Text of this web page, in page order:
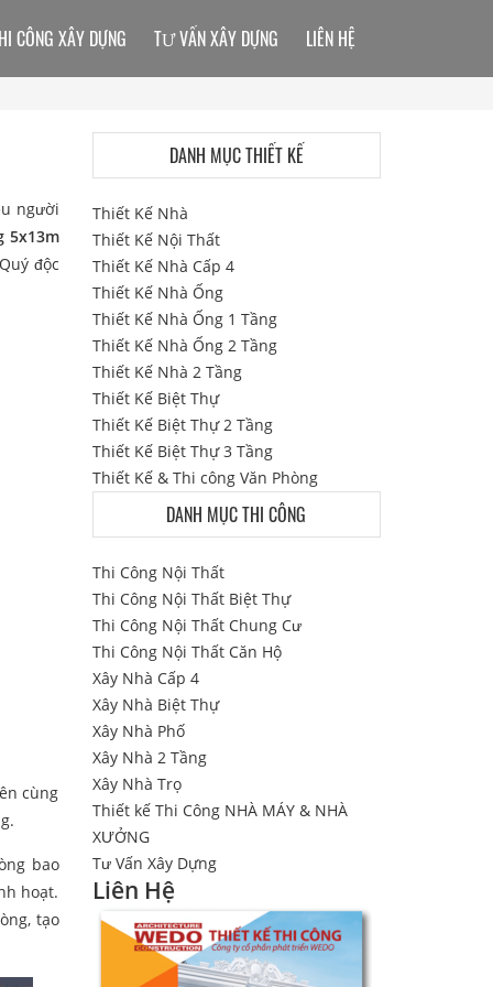
người
5x13m
độc
cùng
bao
hoạt.
tạo
CÔNG XÂY DỰNG TƯ VẤN XÂY DỰNG LIÊN HỆ
DANH MỤC THIẾT KẾ
Thiết Kế Nhà
Thiết Kế Nội Thất
Thiết Kế Nhà Cấp 4
Thiết Kế Nhà Ống
Thiết Kế Nhà Ống 1 Tầng
Thiết Kế Nhà Ống 2 Tầng
Thiết Kế Nhà 2 Tầng
Thiết Kế Biệt Thự
Thiết Kế Biệt Thự 2 Tầng
Thiết Kế Biệt Thự 3 Tầng
Thiết Kế & Thi công Văn Phòng
DANH MỤC THI CÔNG
Thi Công Nội Thất
Thi Công Nội Thất Biệt Thự
Thi Công Nội Thất Chung Cư
Thi Công Nội Thất Căn Hộ
Xây Nhà Cấp 4
Xây Nhà Biệt Thự
Xây Nhà Phố
Xây Nhà 2 Tầng
Xây Nhà Trọ
Thiết kế Thi Công NHÀ MÁY & NHÀ
XƯỞNG
Tư Vấn Xây Dựng
Liên Hệ